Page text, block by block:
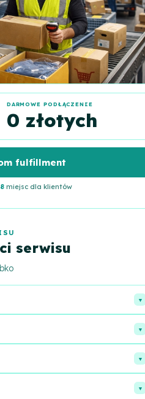
DARMOWE PODŁĄCZENIE
0 złotych
fulfillment
8miejsc dla klientów
serwisu